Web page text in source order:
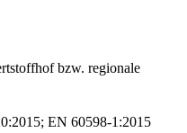
bzw. regionale
EN 60598-1:2015